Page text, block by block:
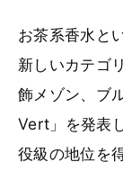
お茶系香水と
新しいカテゴ
飾メゾン、ブ
Vert」を発表
役級の地位を